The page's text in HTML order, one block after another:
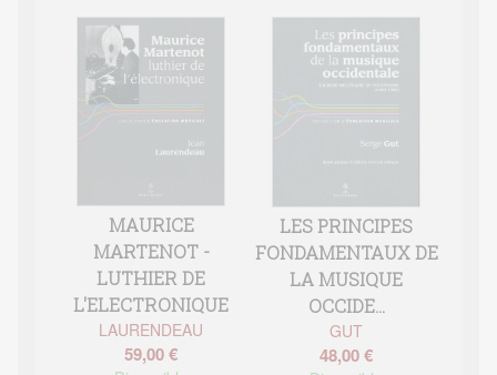
MAURICE
MARTENOT -
LUTHIER DE
L'ELECTRONIQUE
LAURENDEAU
59,00 €
LES PRINCIPES
FONDAMENTAUX DE
LA MUSIQUE
OCCIDE...
GUT
48,00 €